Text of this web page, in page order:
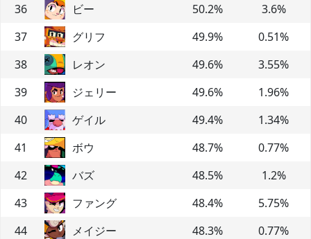
36
ビー 50.2% 3.6%
37
グリフ 49.9% 0.51%
38
レオン 49.6% 3.55%
39
ジェリー 49.6% 1.96%
40
ゲイル 49.4% 1.34%
41
ボウ 48.7% 0.77%
42
バズ 48.5% 1.2%
43
ファング 48.4% 5.75%
44
メイジー 48.3% 0.77%